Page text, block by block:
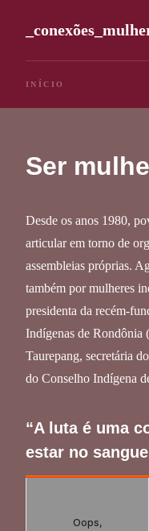
INÍCIO
Ser
Desde os anos 1980,
articular em torno de
assembleias próprias.
também por mulheres
presidenta da recém-
Indígenas de
Taurepang, secretária
do Conselho Indígena
“A luta é uma
estar no